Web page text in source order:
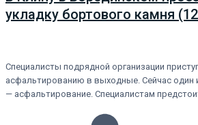
укладку бортового камня
Специалисты подрядной организации
асфальтированию в выходные. Сейчас один
— асфальтирование. Специалистам